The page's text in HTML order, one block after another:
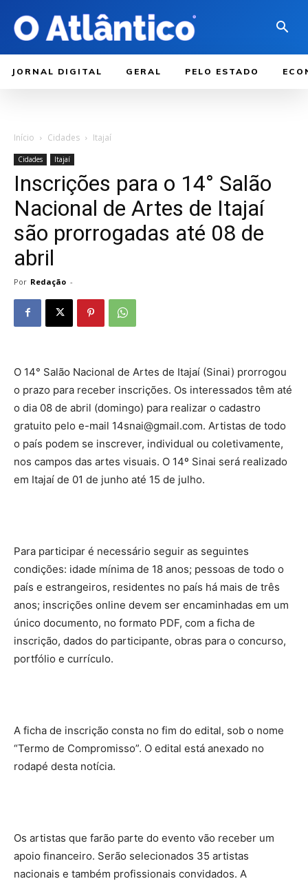
JORNAL DIGITAL GERAL PELO ESTADO
Início Cidades Itajaí
Cidades Itajaí
Inscrições para o 14° Salão
Nacional de Artes de Itajaí
são prorrogadas até 08 de
abril
Por Redação -
O 14° Salão Nacional de Artes de Itajaí (Sinai) prorrogou
o prazo para receber inscrições. Os interessados têm até
o dia 08 de abril (domingo) para realizar o cadastro
gratuito pelo e-mail 14snai@gmail.com. Artistas de todo
o país podem se inscrever, individual ou coletivamente,
nos campos das artes visuais. O 14º Sinai será realizado
em Itajaí de 01 de junho até 15 de julho.
Para participar é necessário seguir as seguintes
condições: idade mínima de 18 anos; pessoas de todo o
país e estrangeiros, residentes no país há mais de três
anos; inscrições online devem ser encaminhadas em um
único documento, no formato PDF, com a ficha de
inscrição, dados do participante, obras para o concurso,
portfólio e currículo.
A ficha de inscrição consta no fim do edital, sob o nome
“Termo de Compromisso”. O edital está anexado no
rodapé desta notícia.
Os artistas que farão parte do evento vão receber um
apoio financeiro. Serão selecionados 35 artistas
nacionais e também profissionais convidados. A